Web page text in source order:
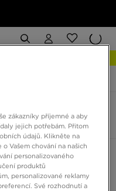
Sandal
Filtrovat
zákazníky příjemné a aby
jejich potřebám. Přitom
údajů. Klikněte na
Vašem chování na našich
personalizovaného
produktů
personalizované reklamy
Své rozhodnutí a